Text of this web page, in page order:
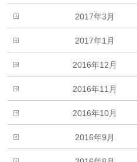
2017年3月
2017年1月
2016年12月
2016年11月
2016年10月
2016年9月